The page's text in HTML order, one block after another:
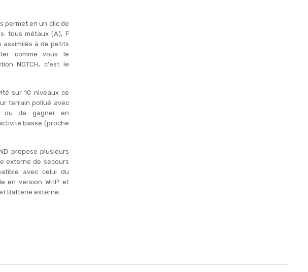
permet en un clic de
tous métaux (A), F
à de petits
comme vous le
NOTCH, c'est le
sur 10 niveaux ce
terrain pollué avec
ou de gagner en
basse (proche
propose plusieurs
externe de secours
avec celui du
en version WHP et
Batterie externe.